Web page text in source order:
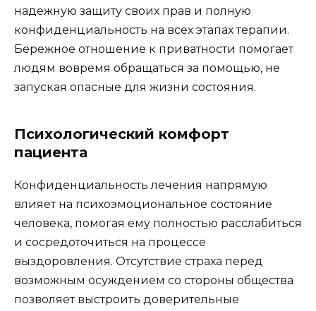
надежную защиту своих прав и полную
конфиденциальность на всех этапах терапии.
Бережное отношение к приватности помогает
людям вовремя обращаться за помощью, не
запуская опасные для жизни состояния.
Психологический комфорт
пациента
Конфиденциальность лечения напрямую
влияет на психоэмоциональное состояние
человека, помогая ему полностью расслабиться
и сосредоточиться на процессе
выздоровления. Отсутствие страха перед
возможным осуждением со стороны общества
позволяет выстроить доверительные